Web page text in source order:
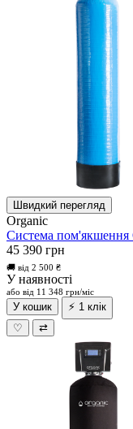
Швидкий перегляд
Organic
Система пом'якшення
45 390 грн
🚚 від 2 500 ₴
У наявності
або від 11 348 грн/міс
У кошик
⚡ 1 клік
♡
⇄